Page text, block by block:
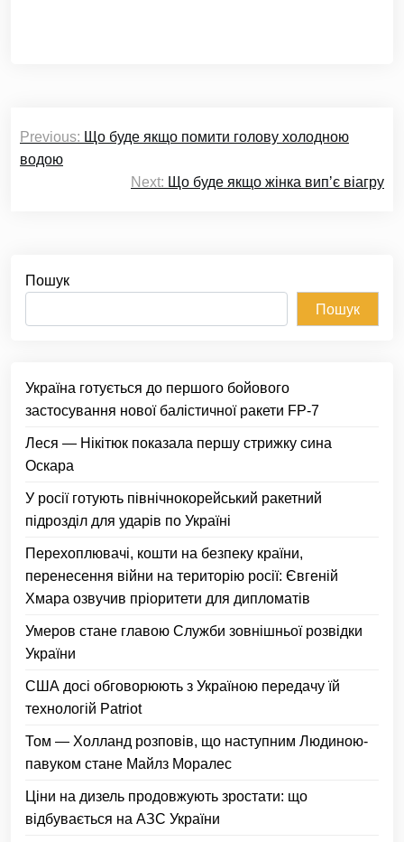
записів
Previous: Що буде якщо помити голову холодною
водою
Next: Що буде якщо жінка випʼє віагру
Пошук
Пошук
Україна готується до першого бойового
застосування нової балістичної ракети FP-7
Леся — Нікітюк показала першу стрижку сина
Оскара
У росії готують північнокорейський ракетний
підрозділ для ударів по Україні
Перехоплювачі, кошти на безпеку країни,
перенесення війни на територію росії: Євгеній
Хмара озвучив пріоритети для дипломатів
Умеров стане главою Служби зовнішньої розвідки
України
США досі обговорюють з Україною передачу їй
технологій Patriot
Том — Холланд розповів, що наступним Людиною-
павуком стане Майлз Моралес
Ціни на дизель продовжують зростати: що
відбувається на АЗС України